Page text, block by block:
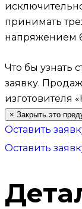
принимать
напряжением
Что бы узнать
заявку.
изготовителя
× Закрыть это
Оставить
Оставить